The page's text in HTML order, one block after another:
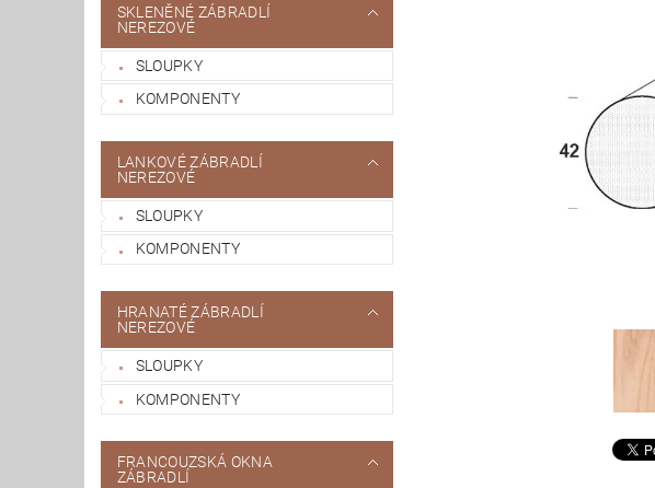
SKLENĚNÉ ZÁBRADLÍ
NEREZOVÉ
SLOUPKY
KOMPONENTY
LANKOVÉ ZÁBRADLÍ
NEREZOVÉ
SLOUPKY
KOMPONENTY
HRANATÉ ZÁBRADLÍ
NEREZOVÉ
SLOUPKY
KOMPONENTY
FRANCOUZSKÁ OKNA
ZÁBRADLÍ